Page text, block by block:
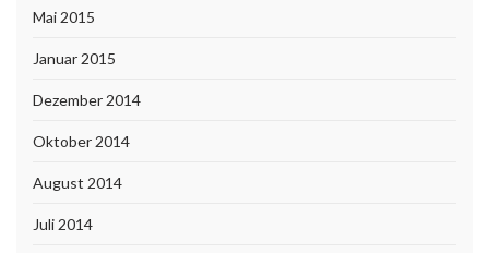
Mai 2015
Januar 2015
Dezember 2014
Oktober 2014
August 2014
Juli 2014